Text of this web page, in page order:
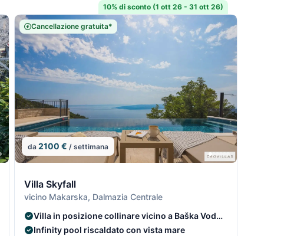
10% di sconto (1 ott 26 - 31 ott 26)
Cancellazione gratuita*
da2100 € / settimana
Villa Skyfall
vicino Makarska, Dalmazia Centrale
Villa in posizione collinare vicino a Baška Voda
e Makarska
Infinity pool riscaldato con vista mare